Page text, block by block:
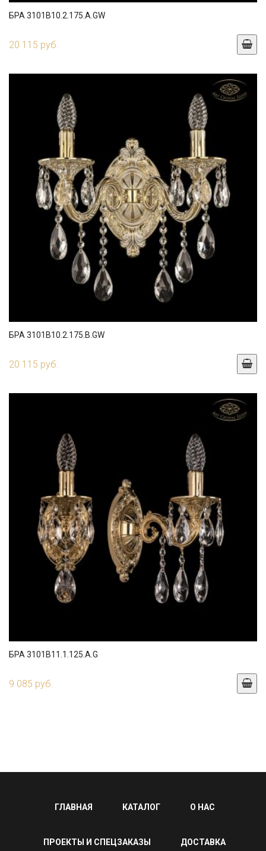
БРА 3101B10.2.175.A.GW
20 115 руб.
БРА 3101B10.2.175.B.GW
20 115 руб.
БРА 3101B11.1.125.A.G
9 085 руб.
ГЛАВНАЯ КАТАЛОГ О НАС
ПРОЕКТЫ И СПЕЦЗАКАЗЫ ДОСТАВКА